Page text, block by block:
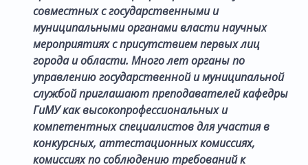
совместных с государственными и
муниципальными органами власти научных
мероприятиях с присутствием первых лиц
города и области. Много лет органы по
управлению государственной и муниципальной
службой приглашают преподавателей кафедры
ГиМУ как высокопрофессиональных и
компетентных специалистов для участия в
конкурсных, аттестационных комиссиях,
комиссиях по соблюдению требований к